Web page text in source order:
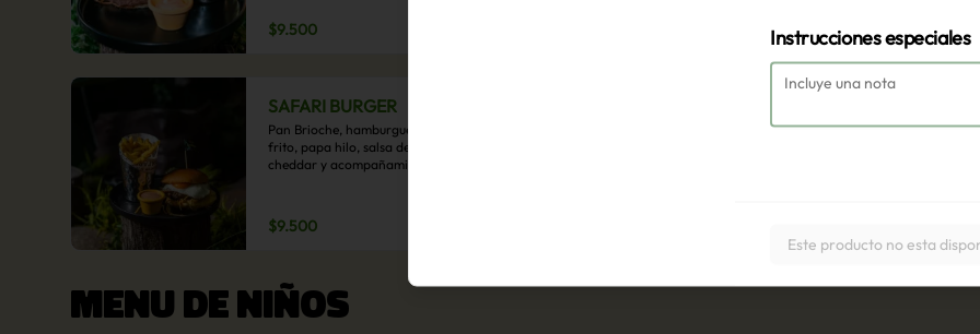
$9.500
SAFARI BURGER
Pan Brioche, hamburguesa, huevo
frito, papa hilo, salsa de queso
cheddar y acompañamiento de
$9.500
MENU DE NIÑOS
Instrucciones especiales
Este producto no esta